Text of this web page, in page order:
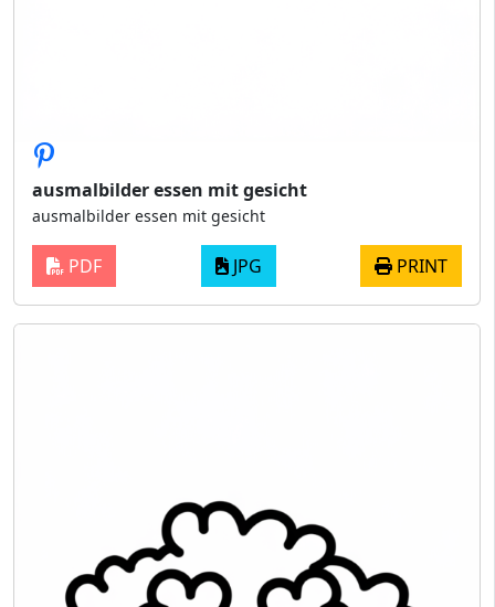
ausmalbilder essen mit gesicht
ausmalbilder essen mit gesicht
PDF JPG PRINT